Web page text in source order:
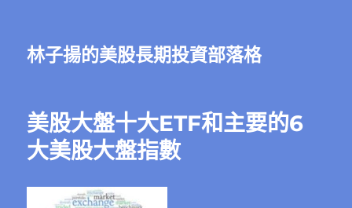
林子揚的美股長期投資部落格
美股大盤十大ETF和主要的6
大美股大盤指數